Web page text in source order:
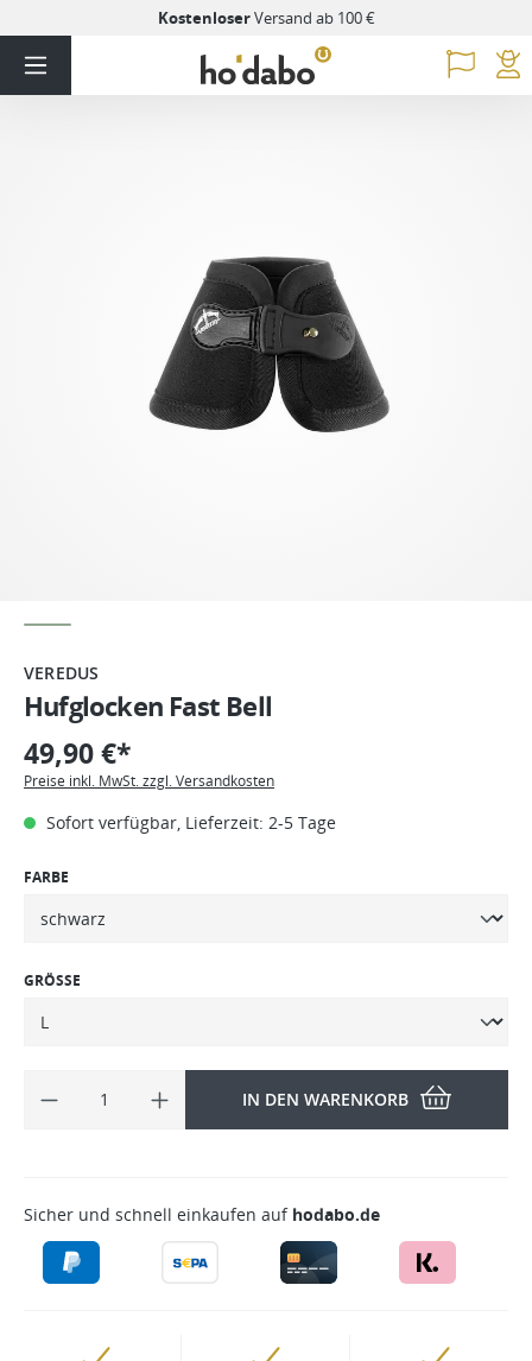
KostenloserVersand ab 100 €
VEREDUS
Hufglocken Fast Bell
49,90 €*
Preise inkl. MwSt. zzgl. Versandkosten
Sofort verfügbar, Lieferzeit: 2-5 Tage
FARBE
GRÖSSE
IN DEN WARENKORB
Sicher und schnell einkaufen auf hodabo.de